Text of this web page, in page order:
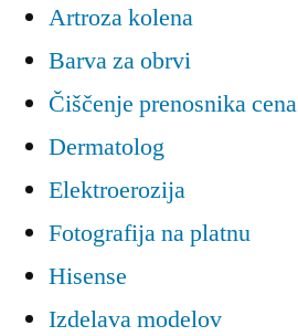
Artroza kolena
Barva za obrvi
Čiščenje prenosnika cena
Dermatolog
Elektroerozija
Fotografija na platnu
Hisense
Izdelava modelov